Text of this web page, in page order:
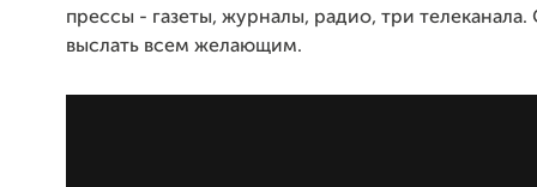
прессы - газеты, журналы, радио, три
выслать всем желающим.